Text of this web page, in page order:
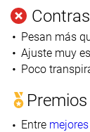
Contras
Pesan más
Ajuste muy
Poco
Premios
Entre